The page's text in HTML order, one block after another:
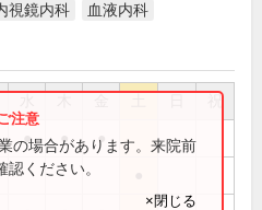
視鏡内科 血液内科
祝
● ● ●
の場合があります。来院前
ください。
×閉じる